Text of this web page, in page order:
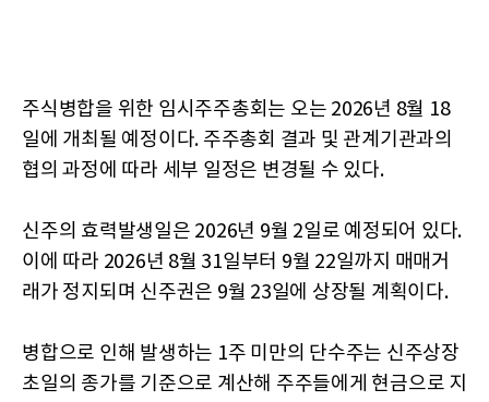
주식병합을 위한 임시주주총회는 오는 2026년 8월 18
일에 개최될 예정이다. 주주총회 결과 및 관계기관과의
협의 과정에 따라 세부 일정은 변경될 수 있다.
신주의 효력발생일은 2026년 9월 2일로 예정되어 있다.
이에 따라 2026년 8월 31일부터 9월 22일까지 매매거
래가 정지되며 신주권은 9월 23일에 상장될 계획이다.
병합으로 인해 발생하는 1주 미만의 단수주는 신주상장
초일의 종가를 기준으로 계산해 주주들에게 현금으로 지